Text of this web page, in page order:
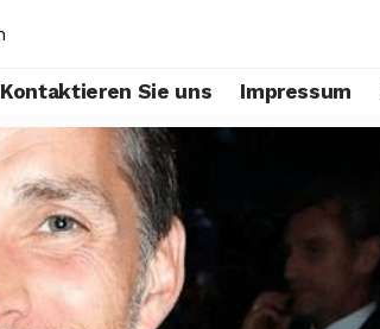
Kontaktieren Sie uns Impressum